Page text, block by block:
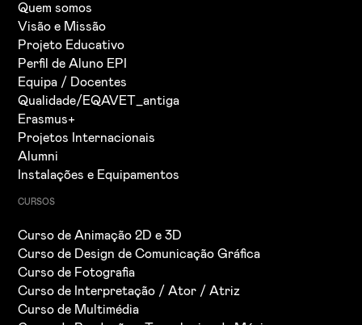
Quem somos
Visão e Missão
Projeto Educativo
Perfil de Aluno EPI
Equipa / Docentes
Qualidade/EQAVET_antiga
Erasmus+
Projetos Internacionais
Alumni
Instalações e Equipamentos
CURSOS
Curso de Animação 2D e 3D
Curso de Design de Comunicação Gráfica
Curso de Fotografia
Curso de Interpretação / Ator / Atriz
Curso de Multimédia